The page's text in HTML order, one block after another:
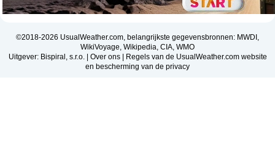
©2018-2026 UsualWeather.com, belangrijkste gegevensbronnen: MWDI,
WikiVoyage, Wikipedia, CIA, WMO
Uitgever: Bispiral, s.r.o. | Over ons| Regels van de UsualWeather.com website
en bescherming van de privacy